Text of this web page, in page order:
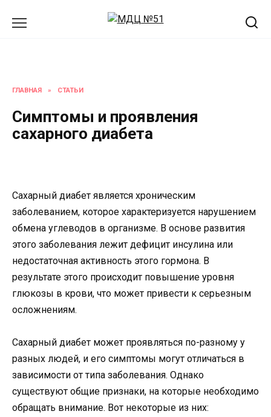
ГЛАВНАЯ » СТАТЬИ
Симптомы и проявления
сахарного диабета
Сахарный диабет является хроническим
заболеванием, которое характеризуется нарушением
обмена углеводов в организме. В основе развития
этого заболевания лежит дефицит инсулина или
недостаточная активность этого гормона. В
результате этого происходит повышение уровня
глюкозы в крови, что может привести к серьезным
осложнениям.
Сахарный диабет может проявляться по-разному у
разных людей, и его симптомы могут отличаться в
зависимости от типа заболевания. Однако
существуют общие признаки, на которые необходимо
обращать внимание. Вот некоторые из них: